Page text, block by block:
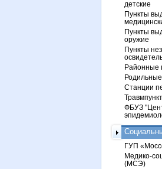
детские
Пункты
Пункты
оружие
Пункты
Районные
Станции
ФБУЗ
ГУП
Медико-
(МСЭ)